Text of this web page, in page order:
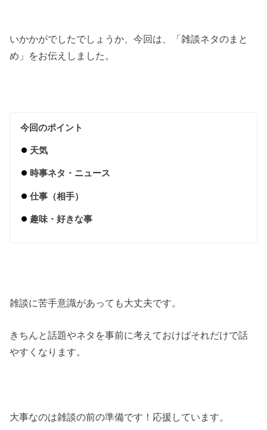
いかかがでしたでしょうか、今回は、「雑談ネタのまと
め」をお伝えしました。
今回のポイント
天気
時事ネタ・ニュース
仕事（相手）
趣味・好きな事
雑談に苦手意識があっても大丈夫です。
きちんと話題やネタを事前に考えておけばそれだけで話
やすくなります。
大事なのは雑談の前の準備です！応援しています。